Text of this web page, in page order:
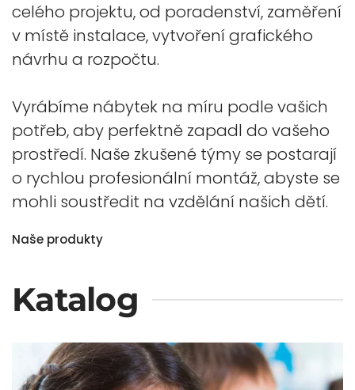
celého projektu, od poradenství, zaměření
v místě instalace, vytvoření grafického
návrhu a rozpočtu.
Vyrábíme nábytek na míru podle vašich
potřeb, aby perfektně zapadl do vašeho
prostředí. Naše zkušené týmy se postarají
o rychlou profesionální montáž, abyste se
mohli soustředit na vzdělání našich dětí.
Naše produkty
Katalog